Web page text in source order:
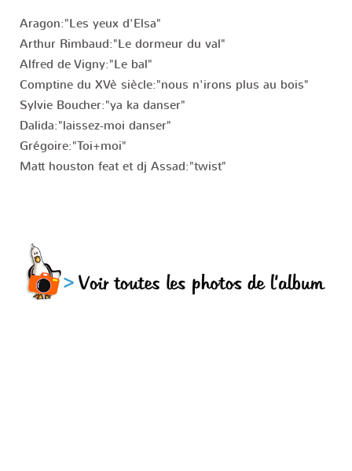
Aragon:"Les yeux d'Elsa"
Arthur Rimbaud:"Le dormeur du val"
Alfred de Vigny:"Le bal"
Comptine du XVè siècle:"nous n'irons plus au bois"
Sylvie Boucher:"ya ka danser"
Dalida:"laissez-moi danser"
Grégoire:"Toi+moi"
Matt houston feat et dj Assad:"twist"